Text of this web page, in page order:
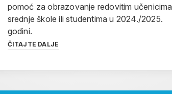
pomoć za obrazovanje redovitim učenicima
srednje škole ili studentima u 2024./2025.
godini.
ČITAJTE DALJE